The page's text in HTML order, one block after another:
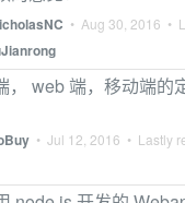
• Aug 30, 2016 •
， web 端，移动端的
• Jul 12, 2016 • Lastly